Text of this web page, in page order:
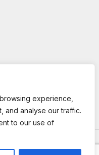
experience,
and analyse our traffic.
to our use of
Reserved.
idea.gr